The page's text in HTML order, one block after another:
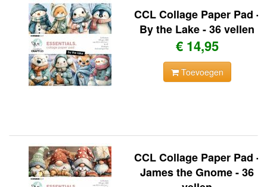
CCL Collage Paper Pad -
By the Lake - 36 vellen
€ 14,95
Toevoegen
CCL Collage Paper Pad -
James the Gnome - 36